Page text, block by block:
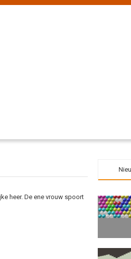
heer. De ene vrouw spoort